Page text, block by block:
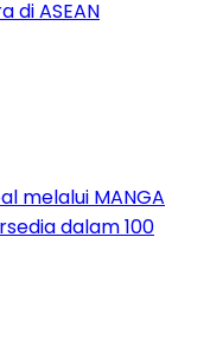
di ASEAN
melalui MANGA
dalam 100